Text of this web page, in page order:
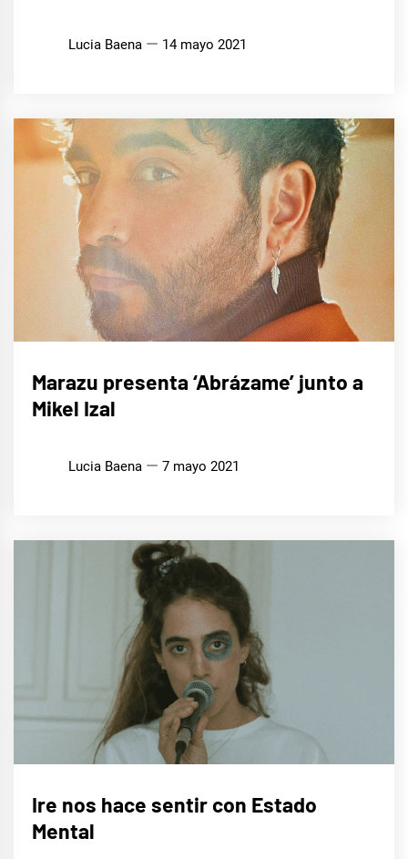
Lucia Baena 14 mayo 2021
Marazu presenta ‘Abrázame’ junto a
Mikel Izal
Lucia Baena 7 mayo 2021
Ire nos hace sentir con Estado
Mental